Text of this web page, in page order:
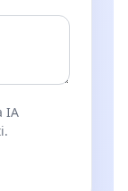
los
para
atención a
de
IA